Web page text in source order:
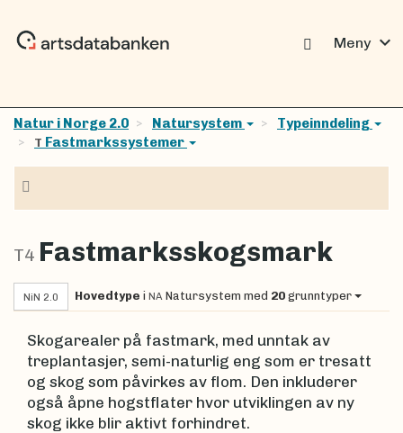
Meny expand_more
Natur i Norge 2.0 Natursystem Typeinndeling
T Fastmarkssystemer
T4 Fastmarksskogsmark
NiN 2.0 Hovedtype i NA Natursystem med 20 grunntyper
Skogarealer på fastmark, med unntak av
treplantasjer, semi-naturlig eng som er tresatt
og skog som påvirkes av flom. Den inkluderer
også åpne hogstflater hvor utviklingen av ny
skog ikke blir aktivt forhindret.